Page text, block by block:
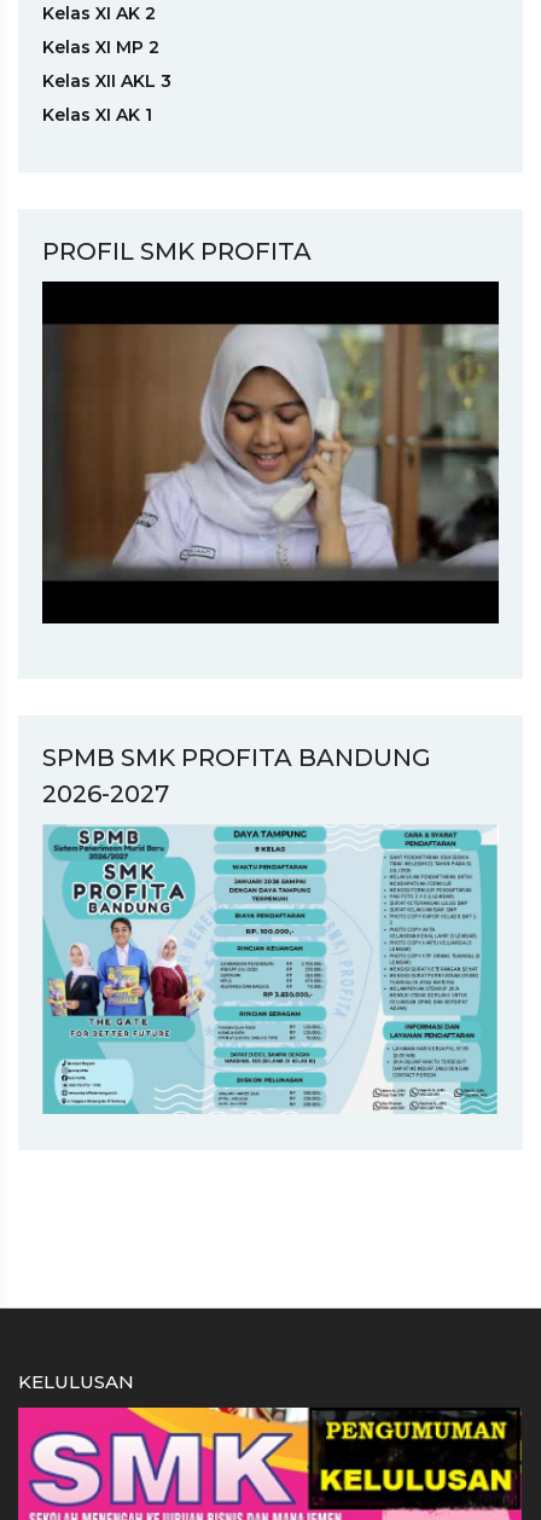
Kelas XI AK 2
Kelas XI MP 2
Kelas XII AKL 3
Kelas XI AK 1
PROFIL SMK PROFITA
SPMB SMK PROFITA BANDUNG
2026-2027
KELULUSAN